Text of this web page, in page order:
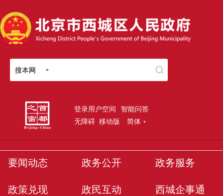
搜本网
登录用户空间 智能问答
无障碍 移动版 简体
要闻动态 政务公开 政务服务
政策兑现 政民互动 西城企事通